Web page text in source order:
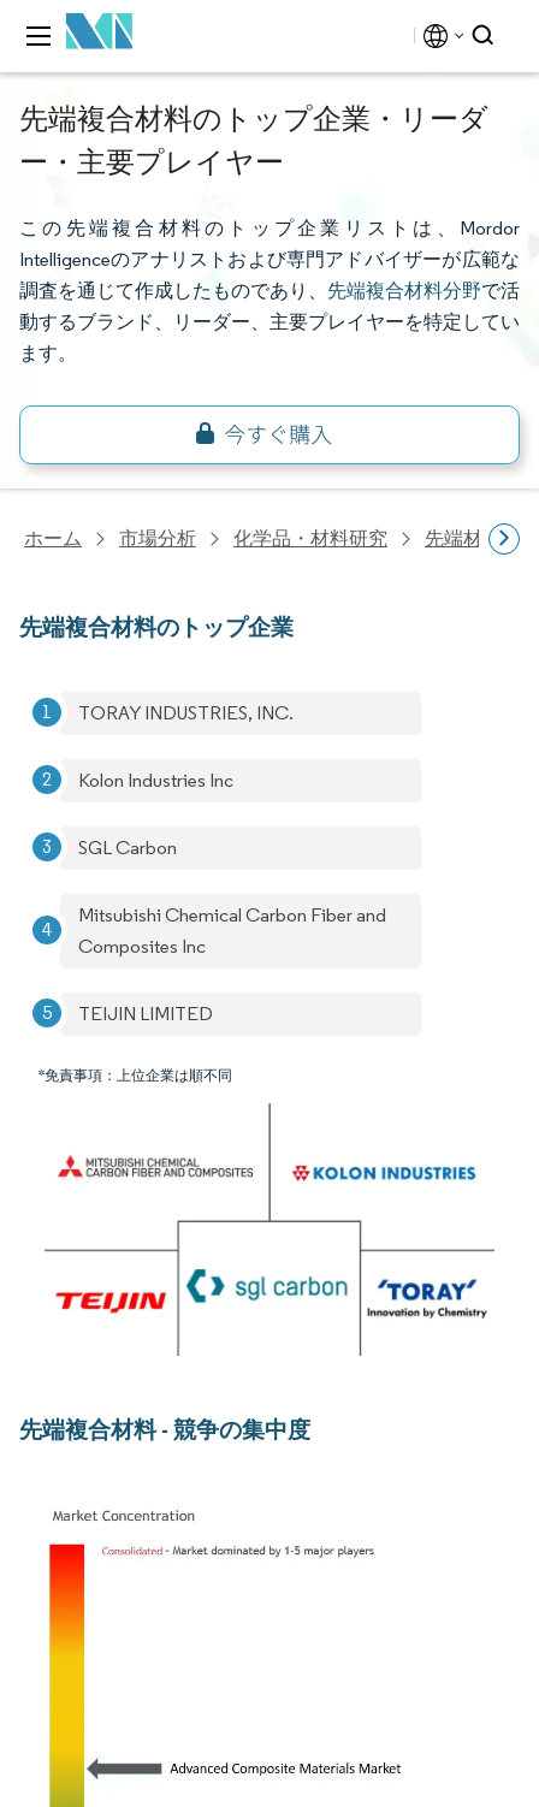
先端複合材料のトップ企業・リーダ
ー・主要プレイヤー
この先端複合材料のトップ企業リストは、Mordor
Intelligenceのアナリストおよび専門アドバイザーが広範な
調査を通じて作成したものであり、 先端複合材料分野で活
動するブランド、リーダー、主要プレイヤーを特定してい
ます。
ホーム 市場分析 化学品・材料研究 先端材料研究
先端複合材料のトップ企業
TORAY INDUSTRIES, INC.
Kolon Industries Inc
SGL Carbon
Mitsubishi Chemical Carbon Fiber and
Composites Inc
TEIJIN LIMITED
*免責事項：上位企業は順不同
先端複合材料 - 競争の集中度